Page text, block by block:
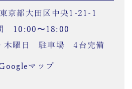
京都大田区中央1-21-1
10:00〜18:00
木曜日 駐車場 4台完備
マップ